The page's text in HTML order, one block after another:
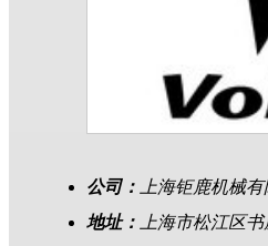
公司：
上海钜鹿机械
地址：
上海市松江区